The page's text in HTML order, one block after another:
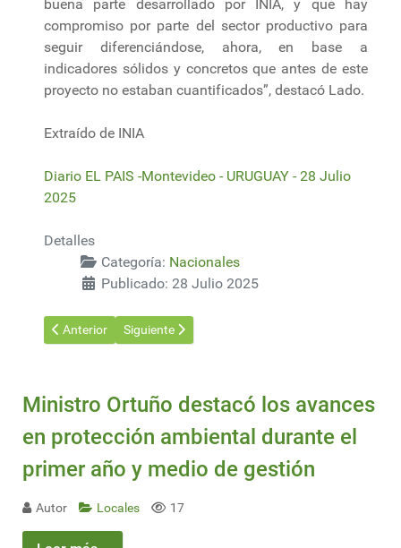
buena parte desarrollado por INIA, y que hay
compromiso por parte del sector productivo para
seguir diferenciándose, ahora, en base a
indicadores sólidos y concretos que antes de este
proyecto no estaban cuantificados”, destacó Lado.
Extraído de INIA
Diario EL PAIS -Montevideo - URUGUAY - 28 Julio
2025
Detalles
Categoría: Nacionales
Publicado: 28 Julio 2025
Artículo anterior: MGAP: Inspecciones de Trabajo mejoraron
Anterior Artículo siguiente: Biogénesis Bagó presenta el
Siguiente
Ministro Ortuño destacó los avances
en protección ambiental durante el
primer año y medio de gestión
Autor Locales 17